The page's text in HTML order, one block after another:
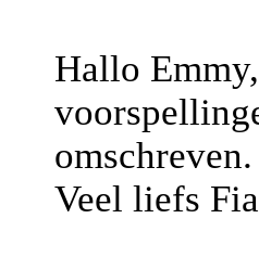
Hallo
omschreven.
Veel liefs